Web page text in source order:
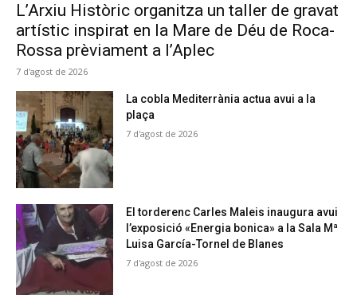
L’Arxiu Històric organitza un taller de gravat
artístic inspirat en la Mare de Déu de Roca-
Rossa prèviament a l’Aplec
7 d'agost de 2026
La cobla Mediterrània actua avui a la
plaça
7 d'agost de 2026
El torderenc Carles Maleis inaugura avui
l’exposició «Energia bonica» a la Sala Mª
Luisa García-Tornel de Blanes
7 d'agost de 2026